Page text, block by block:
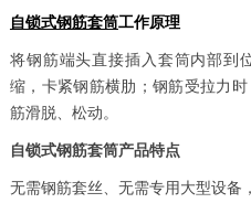
自锁式钢筋套筒工作原理
将钢筋端头直接插入套筒内部到
缩，卡紧钢筋横肋；钢筋受拉力
筋滑脱、松动。
自锁式钢筋套筒产品特点
无需钢筋套丝、无需专用大型设备